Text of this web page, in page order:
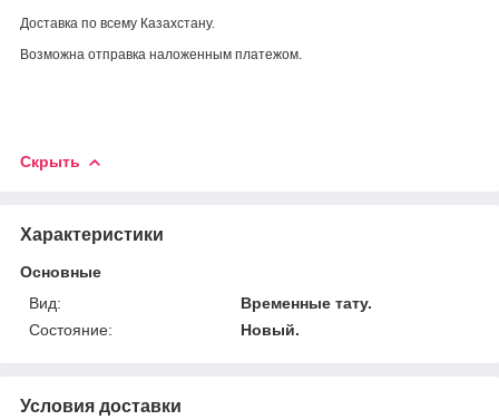
Доставка по всему Казахстану.
Возможна отправка наложенным платежом.
Скрыть
Характеристики
Основные
Вид:
Временные тату.
Состояние:
Новый.
Условия доставки